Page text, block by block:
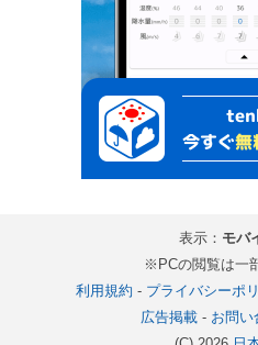
表示： モバ
※PCの閲覧は一
利用規約 - プライバシーポ
広告掲載- お問い